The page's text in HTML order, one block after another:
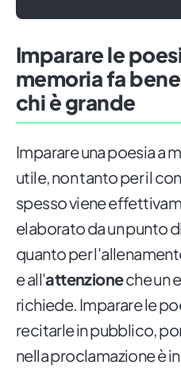
Imparare le
memoria fa
chi è grande
Imparare una poesia a
utile, non tanto per il
spesso viene
elaborato da un punto
quanto per
e all'attenzioneche un
richiede. Imparare le
recitarle in pubblico,
nella proclamazione è